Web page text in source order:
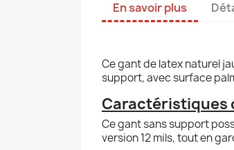
En savoir plus
Ce gant de latex naturel
support, avec surface
Caractéristiques
Ce gant sans support
version 12 mils, tout en